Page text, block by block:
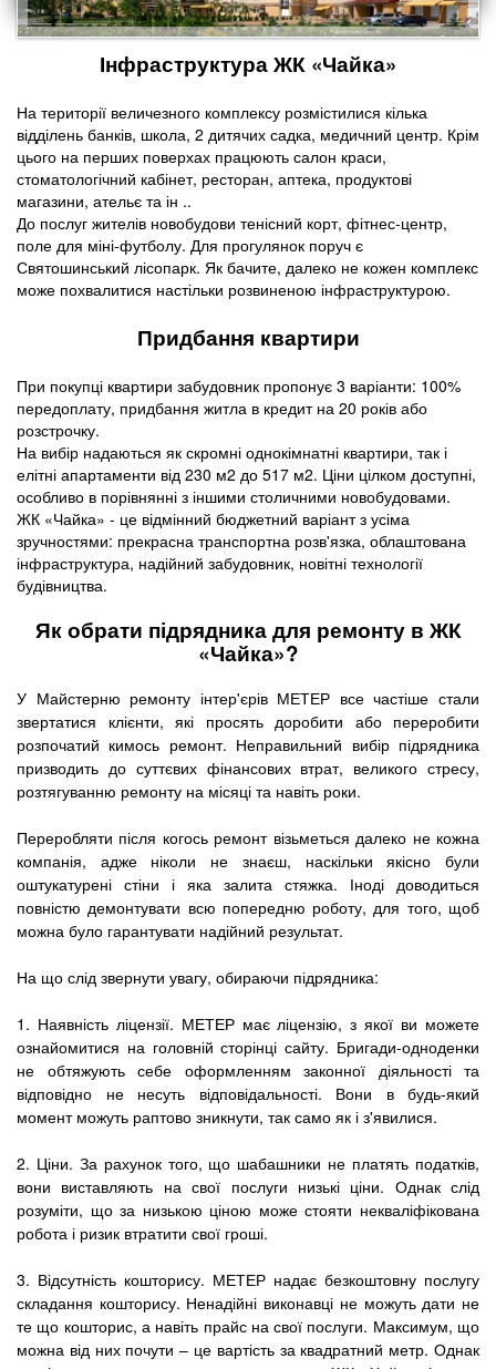
Інфраструктура ЖК «Чайка»
На території величезного комплексу розмістилися кілька
відділень банків, школа, 2 дитячих садка, медичний центр. Крім
цього на перших поверхах працюють салон краси,
стоматологічний кабінет, ресторан, аптека, продуктові
магазини, ательє та ін ..
До послуг жителів новобудови тенісний корт, фітнес-центр,
поле для міні-футболу. Для прогулянок поруч є
Святошинський лісопарк. Як бачите, далеко не кожен комплекс
може похвалитися настільки розвиненою інфраструктурою.
Придбання квартири
При покупці квартири забудовник пропонує 3 варіанти: 100%
передоплату, придбання житла в кредит на 20 років або
розстрочку.
На вибір надаються як скромні однокімнатні квартири, так і
елітні апартаменти від 230 м2 до 517 м2. Ціни цілком доступні,
особливо в порівнянні з іншими столичними новобудовами.
ЖК «Чайка» - це відмінний бюджетний варіант з усіма
зручностями: прекрасна транспортна розв'язка, облаштована
інфраструктура, надійний забудовник, новітні технології
будівництва.
Як обрати підрядника для ремонту в ЖК
«Чайка»?
У Майстерню ремонту інтер'єрів МЕТЕР все частіше стали
звертатися клієнти, які просять доробити або переробити
розпочатий кимось ремонт. Неправильний вибір підрядника
призводить до суттєвих фінансових втрат, великого стресу,
розтягуванню ремонту на місяці та навіть роки.
Переробляти після когось ремонт візьметься далеко не кожна
компанія, адже ніколи не знаєш, наскільки якісно були
оштукатурені стіни і яка залита стяжка. Іноді доводиться
повністю демонтувати всю попередню роботу, для того, щоб
можна було гарантувати надійний результат.
На що слід звернути увагу, обираючи підрядника:
1. Наявність ліцензії. МЕТЕР має ліцензію, з якої ви можете
ознайомитися на головній сторінці сайту. Бригади-одноденки
не обтяжують себе оформленням законної діяльності та
відповідно не несуть відповідальності. Вони в будь-який
момент можуть раптово зникнути, так само як і з'явилися.
2. Ціни. За рахунок того, що шабашники не платять податків,
вони виставляють на свої послуги низькі ціни. Однак слід
розуміти, що за низькою ціною може стояти некваліфікована
робота і ризик втратити свої гроші.
3. Відсутність кошторису. МЕТЕР надає безкоштовну послугу
складання кошторису. Ненадійні виконавці не можуть дати не
те що кошторис, а навіть прайс на свої послуги. Максимум, що
можна від них почути – це вартість за квадратний метр. Однак